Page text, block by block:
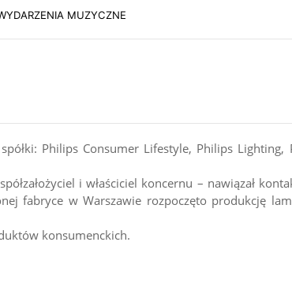
MUZYCZNE
Philips Consumer Lifestyle, Philips Lighting,
i właściciel koncernu – nawiązał
fabryce w Warszawie rozpoczęto produkcję
konsumenckich.